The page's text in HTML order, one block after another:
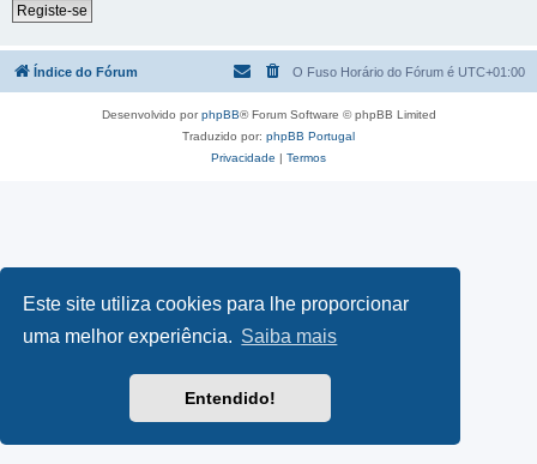
Este site utiliza cookies para lhe proporcionar
uma melhor experiência. Saiba mais
Entendido!
Registe-se
Índice do Fórum O Fuso Horário do Fórum é UTC+01:00
Desenvolvido porphpBB® Forum Software © phpBB Limited
Traduzido por: phpBB Portugal
Privacidade | Termos